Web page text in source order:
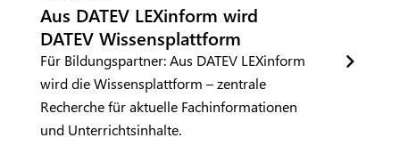
Aus DATEV LEXinform wird
DATEV Wissensplattform
Für Bildungspartner: Aus DATEV LEXinform
wird die Wissensplattform – zentrale
Recherche für aktuelle Fachinformationen
und Unterrichtsinhalte.